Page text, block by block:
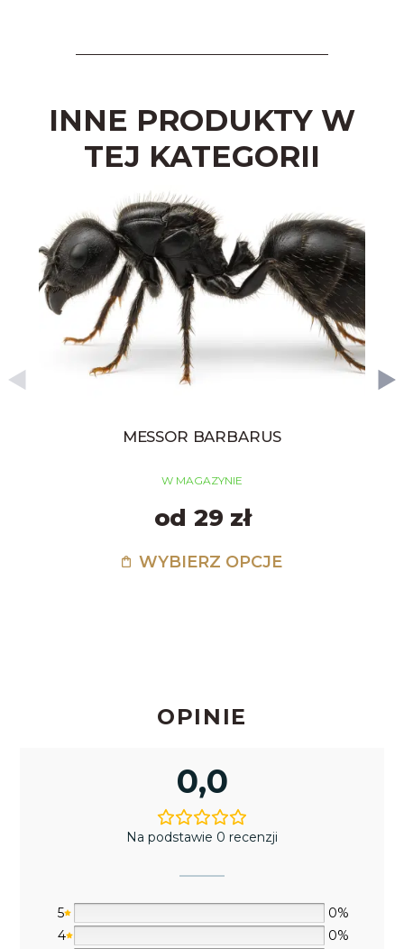
INNE PRODUKTY W
TEJ KATEGORII
MESSOR BARBARUS
W MAGAZYNIE
od 29 zł
WYBIERZ OPCJE
OPINIE
0,0
Na podstawie 0 recenzji
5
0%
4
0%